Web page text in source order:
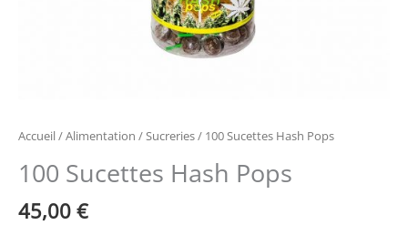
Accueil/Alimentation /Sucreries/ 100 Sucettes Hash Pops
100 Sucettes Hash Pops
45,00 €